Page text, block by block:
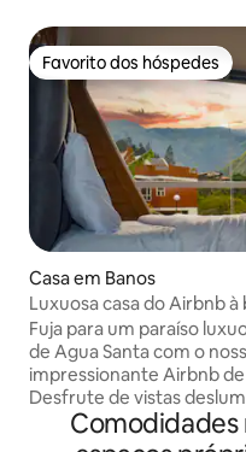
Favorito dos hóspedes
Favorito dos hóspedes
Casa em Banos
Luxuosa casa do Airbnb à
Fuja para um paraíso
de Agua Santa com o
impressionante Airbnb
Desfrute de vistas
montanha, acesso ao rio
churrasco para
Comodidades